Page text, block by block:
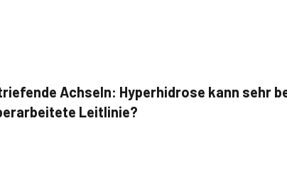
Achseln: Hyperhidrose kann sehr
Leitlinie?